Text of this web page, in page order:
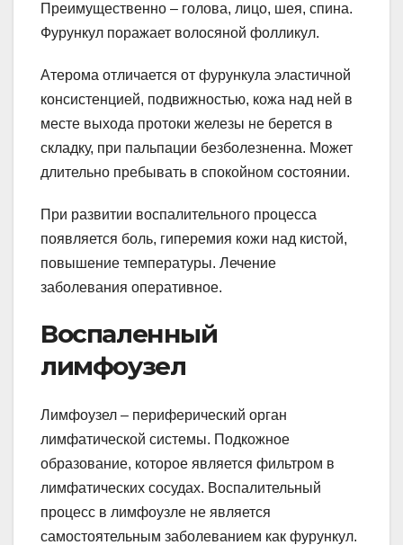
Преимущественно – голова, лицо, шея, спина.
Фурункул поражает волосяной фолликул.
Атерома отличается от фурункула эластичной
консистенцией, подвижностью, кожа над ней в
месте выхода протоки железы не берется в
складку, при пальпации безболезненна. Может
длительно пребывать в спокойном состоянии.
При развитии воспалительного процесса
появляется боль, гиперемия кожи над кистой,
повышение температуры. Лечение
заболевания оперативное.
Воспаленный
лимфоузел
Лимфоузел – периферический орган
лимфатической системы. Подкожное
образование, которое является фильтром в
лимфатических сосудах. Воспалительный
процесс в лимфоузле не является
самостоятельным заболеванием как фурункул.